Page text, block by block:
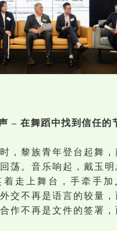
– 在舞蹈中找到信任的
，黎族青年登台起舞，
荡。音乐响起，戴玉明
着走上舞台，手牵手加
交不再是语言的较量，
作不再是文件的签署，